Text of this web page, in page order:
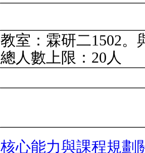
教室：霖研二1502。
總人數上限：20人
核心能力與課程規劃